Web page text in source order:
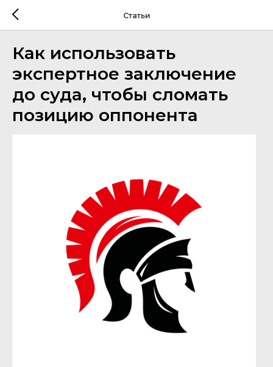
Статьи
Как использовать
экспертное заключение
до суда, чтобы сломать
позицию оппонента